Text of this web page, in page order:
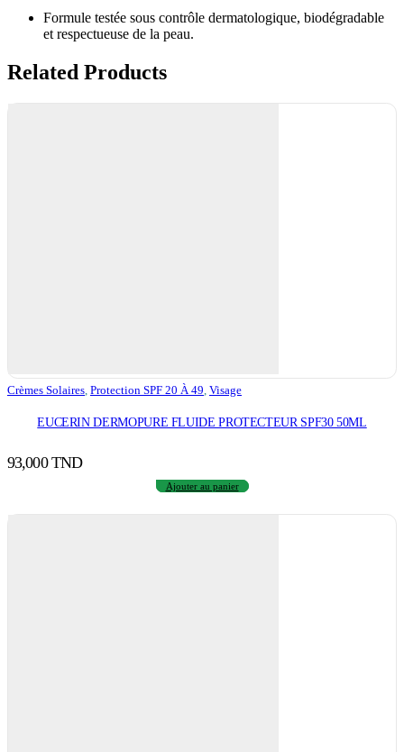
Formule testée sous contrôle dermatologique, biodégradable
et respectueuse de la peau.
Related Products
Crèmes Solaires Protection SPF 20 À 49 Visage
EUCERIN DERMOPURE FLUIDE PROTECTEUR SPF30 50ML
93,000TND
Ajouter au panier